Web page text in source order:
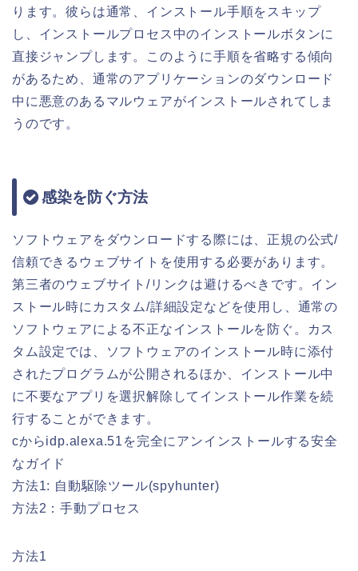
ります。彼らは通常、インストール手順をスキップ
し、インストールプロセス中のインストールボタンに
直接ジャンプします。このように手順を省略する傾向
があるため、通常のアプリケーションのダウンロード
中に悪意のあるマルウェアがインストールされてしま
うのです。
感染を防ぐ方法
ソフトウェアをダウンロードする際には、正規の公式/
信頼できるウェブサイトを使用する必要があります。
第三者のウェブサイト/リンクは避けるべきです。イン
ストール時にカスタム/詳細設定などを使用し、通常の
ソフトウェアによる不正なインストールを防ぐ。カス
タム設定では、ソフトウェアのインストール時に添付
されたプログラムが公開されるほか、インストール中
に不要なアプリを選択解除してインストール作業を続
行することができます。
cからidp.alexa.51を完全にアンインストールする安全
なガイド
方法1: 自動駆除ツール(spyhunter)
方法2：手動プロセス
方法1